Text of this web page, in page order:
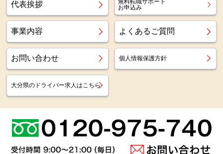
代表挨拶
お申込み
事業内容 よくあるご質問
お問い合わせ 個人情報保護方針
大分県のドライバー求人はこちら